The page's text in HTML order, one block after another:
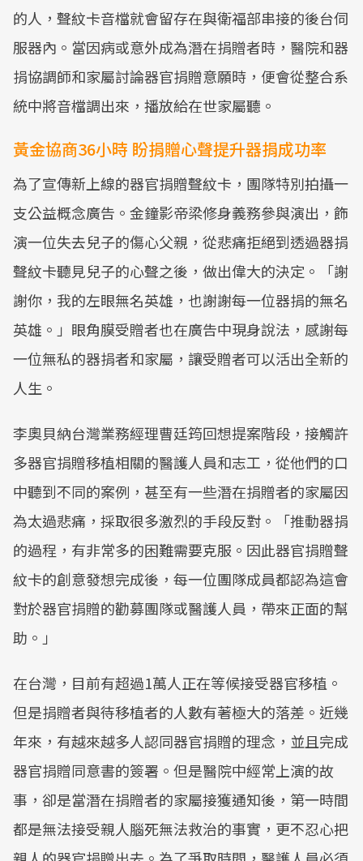
的人，聲紋卡音檔就會留存在與衛福部串接的後台伺
服器內。當因病或意外成為潛在捐贈者時，醫院和器
捐協調師和家屬討論器官捐贈意願時，便會從整合系
統中將音檔調出來，播放給在世家屬聽。
黃金協商36小時 盼捐贈心聲提升器捐成功率
為了宣傳新上線的器官捐贈聲紋卡，團隊特別拍攝一
支公益概念廣告。金鐘影帝梁修身義務參與演出，飾
演一位失去兒子的傷心父親，從悲痛拒絕到透過器捐
聲紋卡聽見兒子的心聲之後，做出偉大的決定。「謝
謝你，我的左眼無名英雄，也謝謝每一位器捐的無名
英雄。」眼角膜受贈者也在廣告中現身說法，感謝每
一位無私的器捐者和家屬，讓受贈者可以活出全新的
人生。
李奧貝納台灣業務經理曹廷筠回想提案階段，接觸許
多器官捐贈移植相關的醫護人員和志工，從他們的口
中聽到不同的案例，甚至有一些潛在捐贈者的家屬因
為太過悲痛，採取很多激烈的手段反對。「推動器捐
的過程，有非常多的困難需要克服。因此器官捐贈聲
紋卡的創意發想完成後，每一位團隊成員都認為這會
對於器官捐贈的勸募團隊或醫護人員，帶來正面的幫
助。」
在台灣，目前有超過1萬人正在等候接受器官移植。
但是捐贈者與待移植者的人數有著極大的落差。近幾
年來，有越來越多人認同器官捐贈的理念，並且完成
器官捐贈同意書的簽署。但是醫院中經常上演的故
事，卻是當潛在捐贈者的家屬接獲通知後，第一時間
都是無法接受親人腦死無法救治的事實，更不忍心把